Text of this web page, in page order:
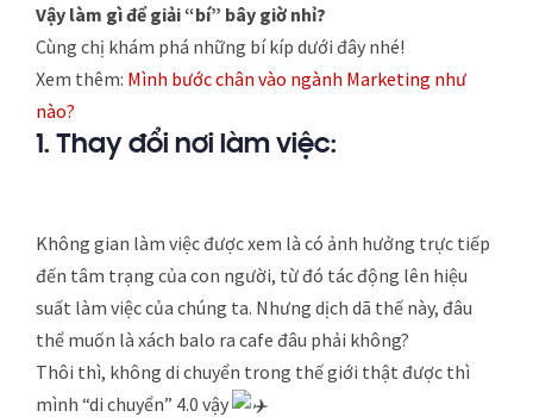
Vậy làm gì để giải “bí” bây giờ nhỉ?
Cùng chị khám phá những bí kíp dưới đây nhé!
Xem thêm: Mình bước chân vào ngành Marketing như
nào?
1. Thay đổi nơi làm việc:
Không gian làm việc được xem là có ảnh hưởng trực tiếp
đến tâm trạng của con người, từ đó tác động lên hiệu
suất làm việc của chúng ta. Nhưng dịch dã thế này, đâu
thể muốn là xách balo ra cafe đâu phải không?
Thôi thì, không di chuyển trong thế giới thật được thì
mình “di chuyển” 4.0 vậy